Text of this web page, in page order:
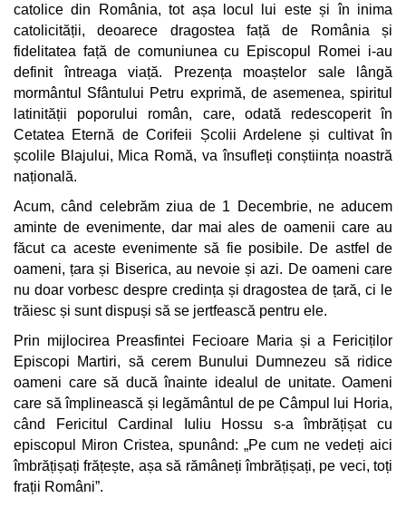
catolice din România, tot așa locul lui este și în inima
catolicității, deoarece dragostea față de România și
fidelitatea față de comuniunea cu Episcopul Romei i-au
definit întreaga viață. Prezența moaștelor sale lângă
mormântul Sfântului Petru exprimă, de asemenea, spiritul
latinității poporului român, care, odată redescoperit în
Cetatea Eternă de Corifeii Școlii Ardelene și cultivat în
școlile Blajului, Mica Romă, va însufleți conștiința noastră
națională.
Acum, când celebrăm ziua de 1 Decembrie, ne aducem
aminte de evenimente, dar mai ales de oamenii care au
făcut ca aceste evenimente să fie posibile. De astfel de
oameni, țara și Biserica, au nevoie și azi. De oameni care
nu doar vorbesc despre credința și dragostea de țară, ci le
trăiesc și sunt dispuși să se jertfească pentru ele.
Prin mijlocirea Preasfintei Fecioare Maria și a Fericiților
Episcopi Martiri, să cerem Bunului Dumnezeu să ridice
oameni care să ducă înainte idealul de unitate. Oameni
care să împlinească și legământul de pe Câmpul lui Horia,
când Fericitul Cardinal Iuliu Hossu s-a îmbrățișat cu
episcopul Miron Cristea, spunând: „Pe cum ne vedeți aici
îmbrățișați frățește, așa să rămâneți îmbrățișați, pe veci, toți
frații Români”.